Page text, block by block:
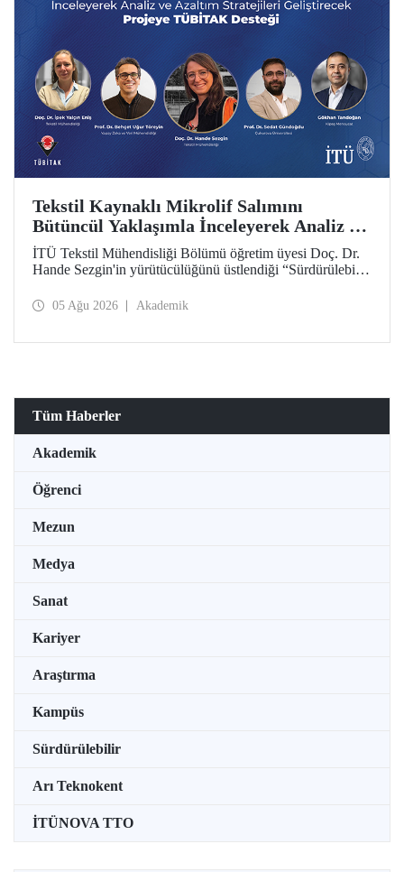
Tekstil Kaynaklı Mikrolif Salımını
Bütüncül Yaklaşımla İnceleyerek Analiz ve
Azaltım Stratejileri Geliştirecek Projeye
TÜBİTAK Desteği
İTÜ Tekstil Mühendisliği Bölümü öğretim üyesi Doç. Dr.
Hande Sezgin'in yürütücülüğünü üstlendiği “Sürdürülebilir
Koşullarına Bağlı Mikrolif Salımı: Aşınma, UV Maruziyeti
05 Ağu 2026 Akademik
Tüm Haberler
Akademik
Öğrenci
Mezun
Medya
Sanat
Kariyer
Araştırma
Kampüs
Sürdürülebilir
Arı Teknokent
İTÜNOVA TTO